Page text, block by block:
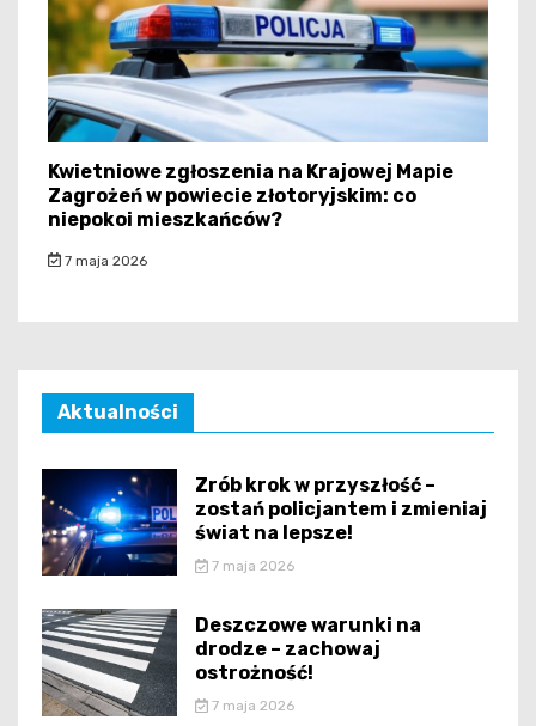
Kwietniowe zgłoszenia na Krajowej Mapie
Zagrożeń w powiecie złotoryjskim: co
niepokoi mieszkańców?
7 maja 2026
Aktualności
Zrób krok w przyszłość –
zostań policjantem i zmieniaj
świat na lepsze!
7 maja 2026
Deszczowe warunki na
drodze – zachowaj
ostrożność!
7 maja 2026